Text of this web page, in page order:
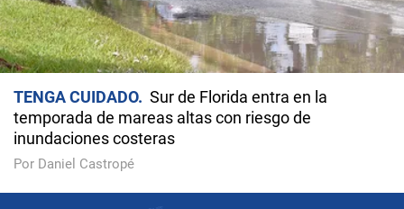
TENGA CUIDADO
Sur de Florida entra en la
temporada de mareas altas con riesgo de
inundaciones costeras
Por Daniel Castropé